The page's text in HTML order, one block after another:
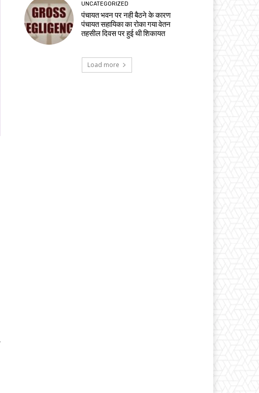
UNCATEGORIZED
पंचायत भवन पर नही बैठने के कारण
पंचायत सहायिका का रोका गया वेतन
तहसील दिवस पर हुई थी शिकायत
Load more